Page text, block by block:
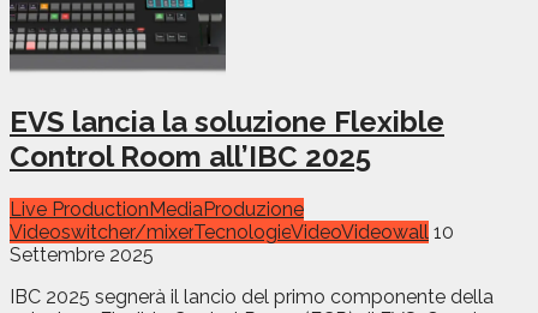
EVS lancia la soluzione Flexible
Control Room all’IBC 2025
Live ProductionMediaProduzione
Videoswitcher/mixerTecnologieVideoVideowall 10
Settembre 2025
IBC 2025 segnerà il lancio del primo componente della